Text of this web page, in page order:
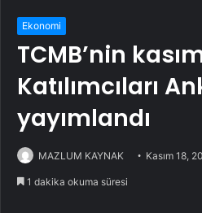
Ekonomi
TCMB’nin
Katılımcıları
yayımlandı
MAZLUM KAYNAK Kasım 18,
1 dakika okuma süresi